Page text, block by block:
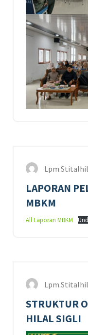
LAPORAN
MBKM
All Laporan MBKM
STRUKTUR
HILAL SIGLI